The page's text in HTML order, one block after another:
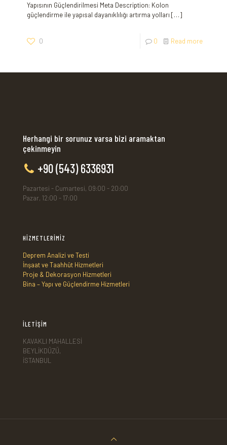
Yapısının Güçlendirilmesi Meta Description: Kolon
güçlendirme ile yapısal dayanıklılığı artırma yolları […]
0 0 Read more
Herhangi bir sorunuz varsa bizi aramaktan
çekinmeyin
+90 (543) 6336931
Pazartesi - Cumartesi, 09:00 - 20:00
Pazar, 12:00 - 17:00
HİZMETLERİMİZ
Deprem Analizi ve Testi
İnşaat ve Taahhüt Hizmetleri
Proje & Dekorasyon Hizmetleri
Bina – Yapı ve Güçlendirme Hizmetleri
İLETİŞİM
KAVAKLI MAHALLESİ
BEYLİKDÜZÜ,
İSTANBUL